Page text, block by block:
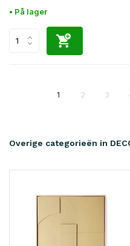
• På lager
1 2 3
Overige categorieën in